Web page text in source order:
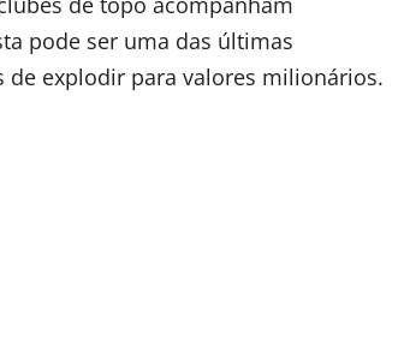
pode ser uma das últimas
explodir para valores milionários.